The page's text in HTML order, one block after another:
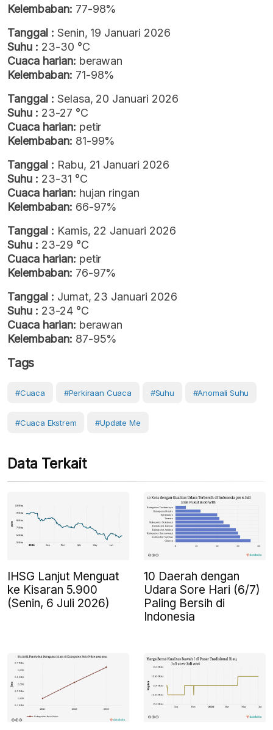
Kelembaban: 77-98%
Tanggal : Senin, 19 Januari 2026
Suhu : 23-30 °C
Cuaca harian: berawan
Kelembaban: 71-98%
Tanggal : Selasa, 20 Januari 2026
Suhu : 23-27 °C
Cuaca harian: petir
Kelembaban: 81-99%
Tanggal : Rabu, 21 Januari 2026
Suhu : 23-31 °C
Cuaca harian: hujan ringan
Kelembaban: 66-97%
Tanggal : Kamis, 22 Januari 2026
Suhu : 23-29 °C
Cuaca harian: petir
Kelembaban: 76-97%
Tanggal : Jumat, 23 Januari 2026
Suhu : 23-24 °C
Cuaca harian: berawan
Kelembaban: 87-95%
Tags
#cuaca #perkiraan Cuaca #Suhu #anomali Suhu
#Cuaca Ekstrem #Update Me
Data Terkait
IHSG Lanjut Menguat
ke Kisaran 5.900
(Senin, 6 Juli 2026)
10 Daerah dengan
Udara Sore Hari (6/7)
Paling Bersih di
Indonesia